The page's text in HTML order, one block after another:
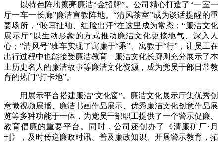
以特色阵地擦亮廉洁“金招牌”。公司精心打造了“一室一
厅一车一长廊”廉洁宣教阵地。“清风茶室”成为谈话提醒的重
要场所，“咬耳扯袖、红脸出汗”在这里成为常态；“廉洁文化
展示厅”以生动形象的方式推动廉洁文化更接地气、深入人
心；“清风号”班车实现了寓廉于“乘”、寓教于“行”，让员工在
出行过程中也能接受廉洁教育；廉洁文化长廊则充分展示了本
土历史名人的廉洁故事等廉洁文化资源，成为党员干部日常教
育的热门“打卡地”。
用展示平台搭建廉洁“文化窗”。廉洁文化展示厅集优秀创
意微视频展播、廉洁书画作品展示、优秀廉洁文化创意作品展
览等多种功能于一体，为党员干部职工提供了一个警示促廉、
教育倡廉的重要平台。同时，公司还创办了《清廉矿厂·月
刊》，及时传递廉政时讯、普及廉政知识、开展警示教育，拓